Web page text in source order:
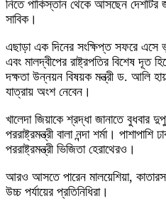
নিতে পাকিস্তান থেকে আসছেন দেশটির
সাবিক।
এছাড়া এক দিনের সংক্ষিপ্ত সফরে এসে
এবং মালদ্বীপের রাষ্ট্রপতির বিশেষ দূত
দক্ষতা উন্নয়ন বিষয়ক মন্ত্রী ড. আলি
যাত্রায় অংশ নেবেন।
খালেদা জিয়াকে শ্রদ্ধা জানাতে বুধবার
পররাষ্ট্রমন্ত্রী বালা নন্দা শর্মা।
পররাষ্ট্রমন্ত্রী ভিজিতা হেরাথেরও।
আরও আসতে পারেন মালয়েশিয়া,
উচ্চ পর্যায়ের প্রতিনিধিরা।